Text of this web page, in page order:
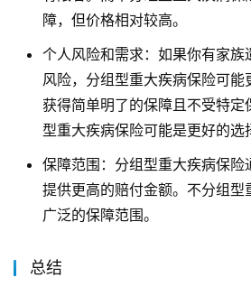
障，但价格相对较高。
个人风险和需求：如果你有家族
风险，分组型重大疾病保险可能
获得简单明了的保障且不受特定
型重大疾病保险可能是更好的选
保障范围：分组型重大疾病保险
提供更高的赔付金额。不分组型
广泛的保障范围。
总结